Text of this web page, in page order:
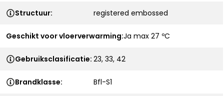
Structuur: registered embossed
Geschikt voor vloerverwarming:Ja max 27 ºC
Gebruiksclasificatie: 23, 33, 42
Brandklasse: Bfl-S1